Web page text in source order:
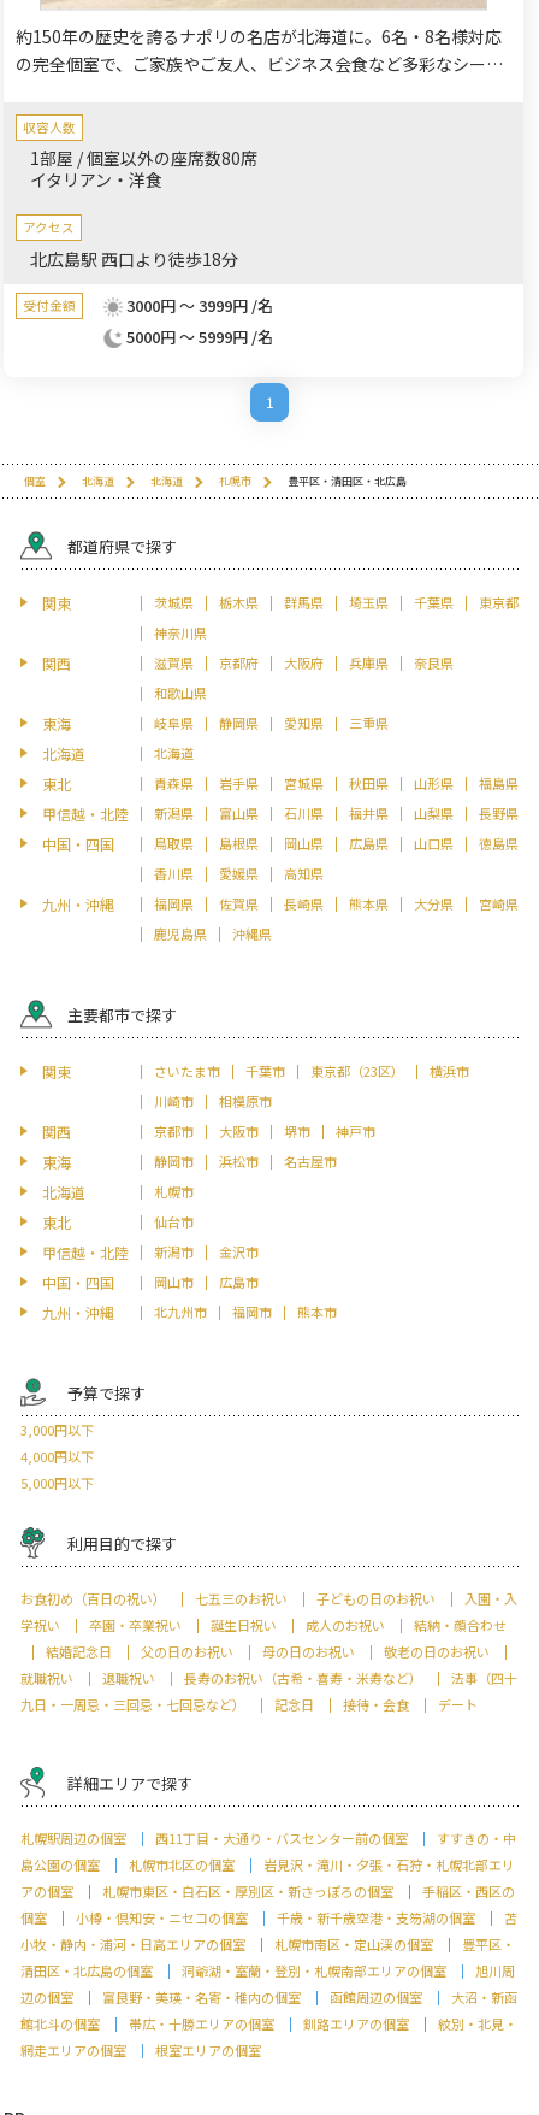
約150年の歴史を誇るナポリの名店が北海道に。6名・8名様対応
の完全個室で、ご家族やご友人、ビジネス会食など多彩なシーン
ァ、北海道食材を使ったイタリア料理を堪能。飲み放題付きパー
ティープランや記念日コースもご用意し、特別なひとときを演出
いたします。
収容人数
1部屋 / 個室以外の座席数80席
イタリアン・洋食
アクセス
北広島駅 西口より徒歩18分
受付金額
3000円 ～ 3999円 /名
5000円 ～ 5999円 /名
1
個室 北海道 北海道 札幌市 豊平区・清田区・北広島
都道府県で探す
関東 茨城県 栃木県 群馬県 埼玉県 千葉県
東京都
神奈川県
関西 滋賀県 京都府 大阪府 兵庫県
奈良県
和歌山県
東海 岐阜県 静岡県 愛知県 三重県
北海道 北海道
東北 青森県 岩手県 宮城県 秋田県 山形県 福島県
甲信越・北陸 新潟県 富山県 石川県 福井県 山梨県 長野県
中国・四国 鳥取県 島根県 岡山県 広島県 山口県
徳島県
香川県
愛媛県 高知県
九州・沖縄 福岡県 佐賀県 長崎県 熊本県 大分県
宮崎県
鹿児島県
沖縄県
主要都市で探す
関東 さいたま市 千葉市 東京都（23区）
横浜市
川崎市
相模原市
関西 京都市 大阪市 堺市 神戸市
東海 静岡市 浜松市 名古屋市
北海道 札幌市
東北 仙台市
甲信越・北陸 新潟市 金沢市
中国・四国 岡山市 広島市
九州・沖縄 北九州市 福岡市 熊本市
予算で探す
3,000円以下
4,000円以下
5,000円以下
利用目的で探す
お食初め（百日の祝い） 七五三のお祝い 子どもの日のお祝い
入園・入
学祝い
卒園・卒業祝い 誕生日祝い 成人のお祝い
結納・顔合わせ
結婚記念日
父の日のお祝い 母の日のお祝い
敬老の日のお祝い
就職祝い
退職祝い 長寿のお祝い（古希・喜寿・米寿など）
法事（四十
九日・一周忌・三回忌・七回忌など）
記念日 接待・会食 デート
詳細エリアで探す
札幌駅周辺の個室 西11丁目・大通り・バスセンター前の個室
すすきの・中
島公園の個室
札幌市北区の個室
岩見沢・滝川・夕張・石狩・札幌北部エリ
アの個室
札幌市東区・白石区・厚別区・新さっぽろの個室
手稲区・西区の
個室
小樽・倶知安・ニセコの個室 千歳・新千歳空港・支笏湖の個室
苫
小牧・静内・浦河・日高エリアの個室
札幌市南区・定山渓の個室
豊平区・
清田区・北広島の個室
洞爺湖・室蘭・登別・札幌南部エリアの個室
旭川周
辺の個室
富良野・美瑛・名寄・稚内の個室 函館周辺の個室
大沼・新函
館北斗の個室
帯広・十勝エリアの個室 釧路エリアの個室
紋別・北見・
網走エリアの個室
根室エリアの個室